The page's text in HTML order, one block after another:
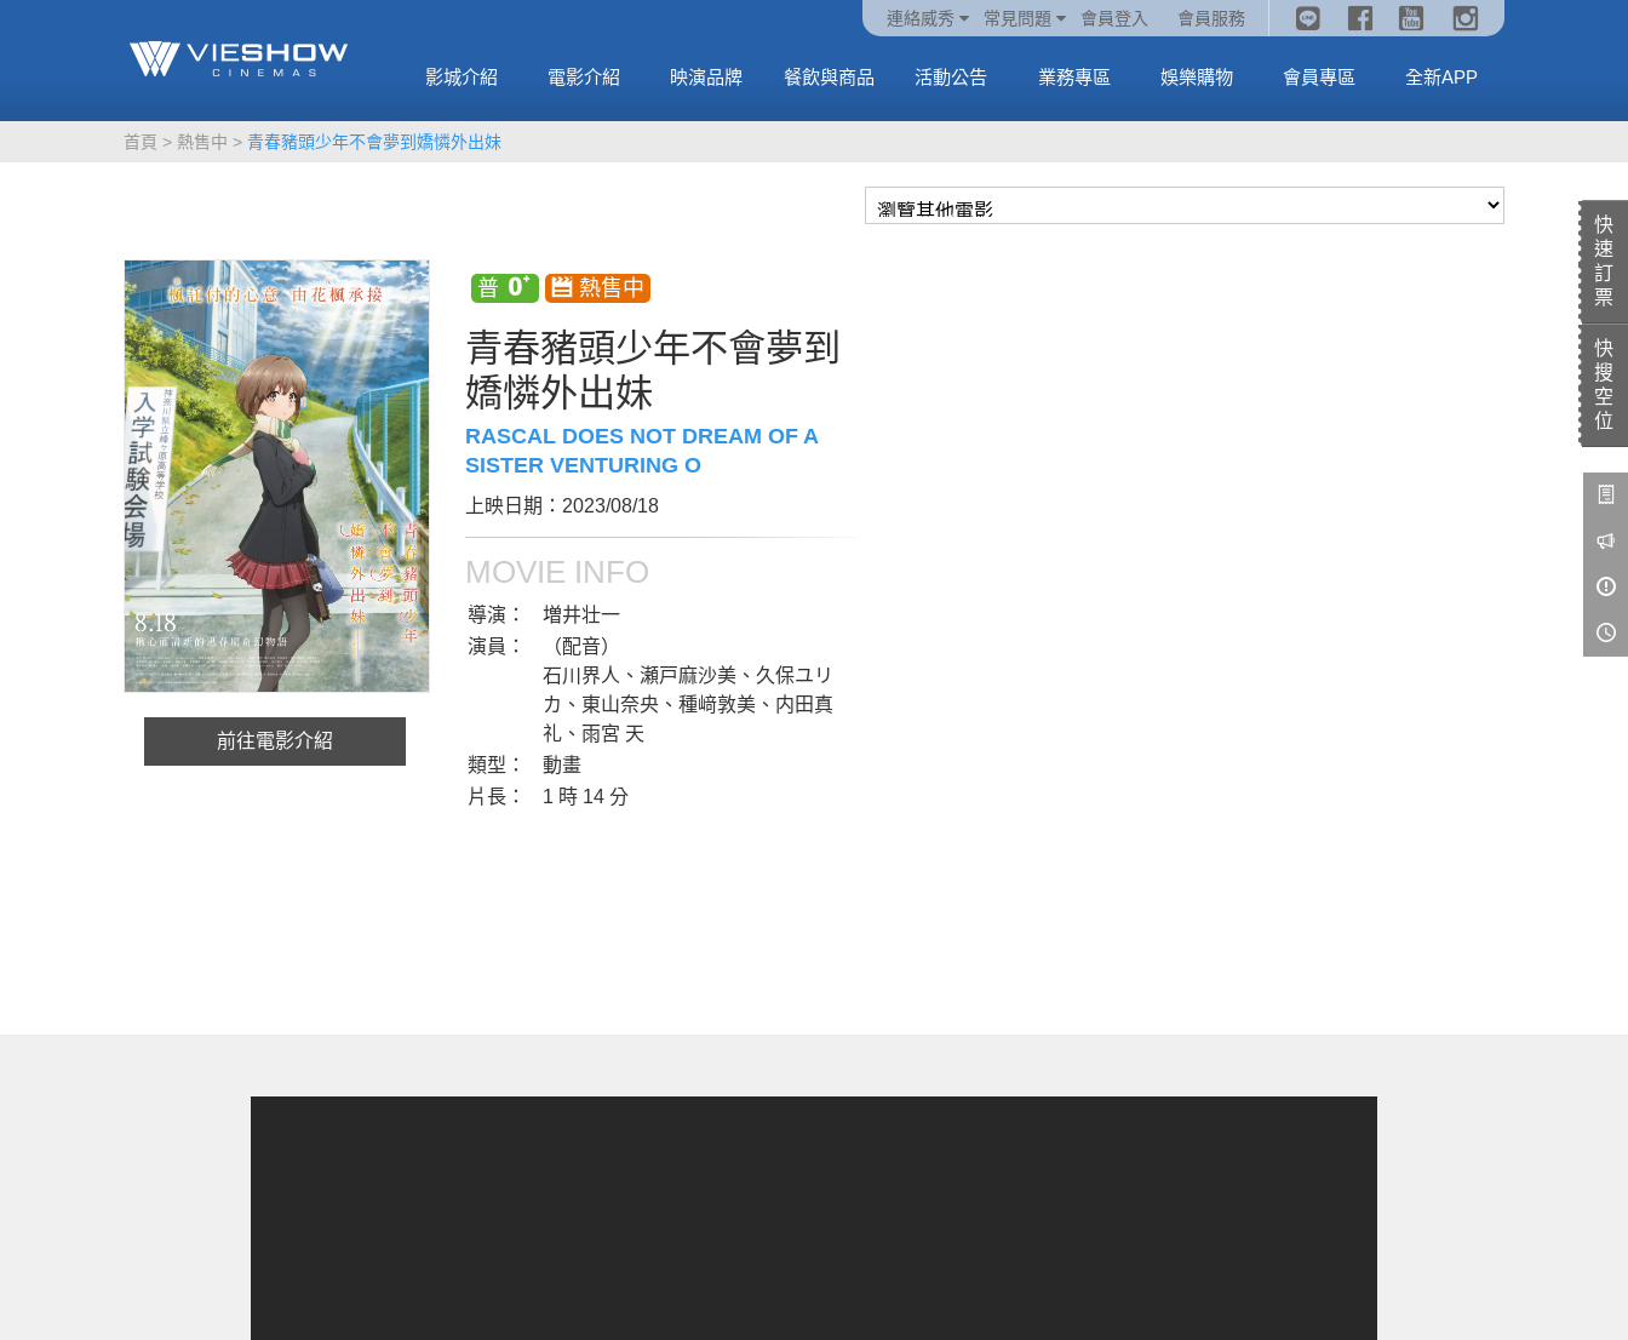
連絡威秀 常見問題 會員登入 會員服務
影城介紹 電影介紹
MORE MORE
火熱預售中《橡樹街
末日》
MORE
火熱預售中《汪汪隊立大功：恐龍大電影》
映演品牌 餐飲與商品
MORE MORE
🥤威秀獨家電影套餐
🥤全台熱賣中
MORE
《劇場版吉伊卡哇》🥤威秀獨家電影套餐🥤
全台熱賣中
MORE
活動公告 業務專區 娛樂購物 會員專區 全新APP
快
速
訂
票
快
搜
空
位
首頁 熱售中 青春豬頭少年不會夢到嬌憐外出妹
前往電影介紹
青春豬頭少年不會夢到
嬌憐外出妹
RASCAL DOES NOT DREAM OF A
SISTER VENTURING O
上映日期：2023/08/18
MOVIE INFO
導演：
増井壮一
演員：
（配音）
石川界人、瀬戸麻沙美、久保ユリ
カ、東山奈央、種﨑敦美、内田真
礼、雨宮 天
類型：
動畫
片長：
1 時 14 分